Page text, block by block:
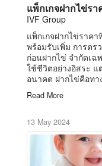
แพ็กเกจฝากไข่รา
IVF Group
แพ็กเกจฝากไข่ราค
พร้อมรับเพิ่ม การตร
ก่อนฝากไข่ จำกัดเ
ใช้ชีวิตอย่างอิสระ แ
อนาคต ฝากไข่คือทา
Read More
13 May 2024